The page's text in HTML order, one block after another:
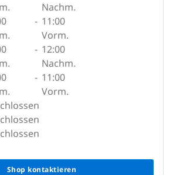
Nachm.
- 11:00
Vorm.
- 12:00
Nachm.
- 11:00
Vorm.
Shop kontaktieren